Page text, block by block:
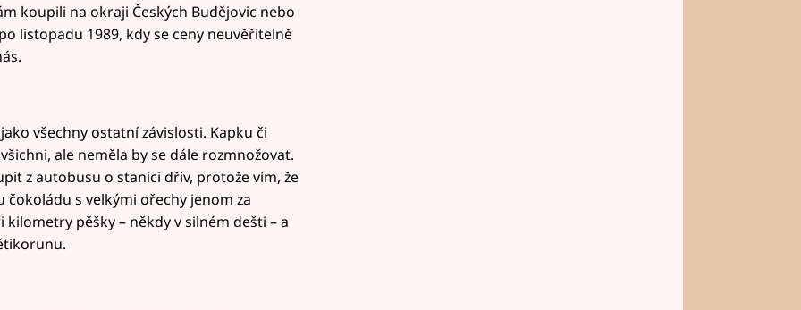
koupili na okraji Českých Budějovic nebo
listopadu 1989, kdy se ceny neuvěřitelně
všechny ostatní závislosti. Kapku či
ale neměla by se dále rozmnožovat.
z autobusu o stanici dřív, protože vím, že
s velkými ořechy jenom za
pěšky – někdy v silném dešti – a